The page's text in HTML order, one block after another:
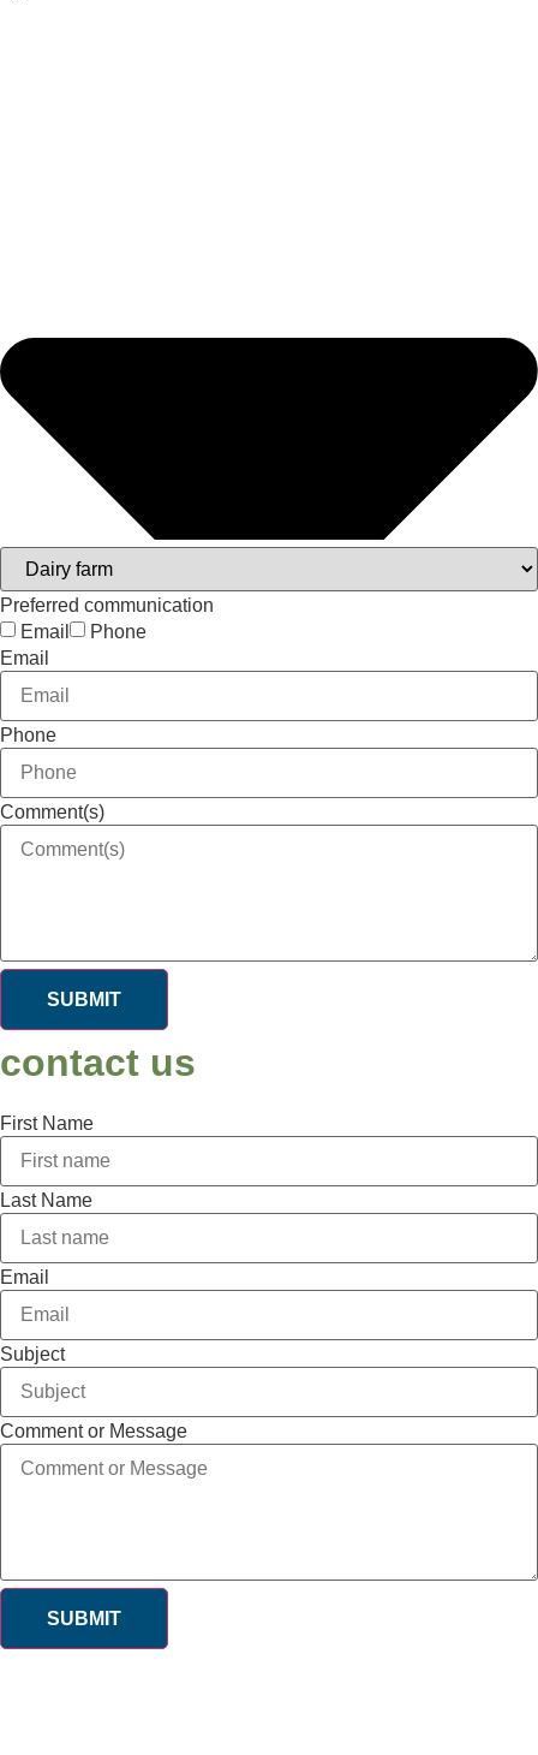
Preferred communication
Email
Phone
Email
Phone
Comment(s)
SUBMIT
contact us
First Name
Last Name
Email
Subject
Comment or Message
SUBMIT